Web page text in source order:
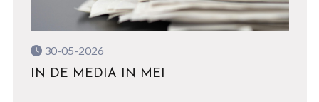
30-05-2026
IN DE MEDIA IN MEI